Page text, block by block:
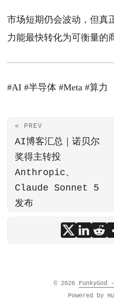
市场短期仍会波动，但真
力能最快转化为可衡量的
#AI #半导体 #Meta #算力
« PREV
AI博客汇总｜诺贝尔
奖得主转投
Anthropic、
Claude Sonnet 5
发布
© 2026 FunkyGod
Powered by